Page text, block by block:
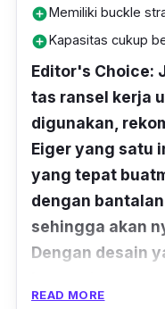
add_circleMemiliki buckle
add_circleKapasitas cukup
Editor's Choice:
tas ransel kerja
digunakan,
Eiger yang satu
yang tepat
dengan
sehingga akan
Dengan desain
dapat
READ MORE